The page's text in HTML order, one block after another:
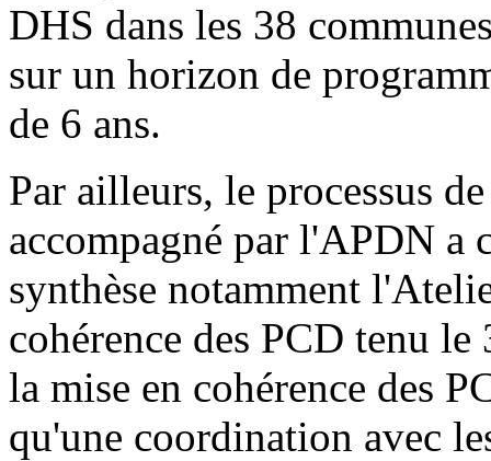
DHS dans les 38
sur un horizon de
de 6 ans.
Par ailleurs, le processus
accompagné par l'APDN a
synthèse notamment
cohérence des PCD tenu
la mise en cohérence des
qu'une coordination avec